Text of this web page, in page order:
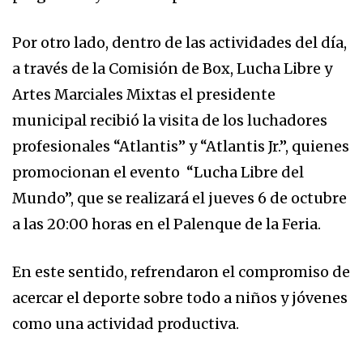
Por otro lado, dentro de las actividades del día,
a través de la Comisión de Box, Lucha Libre y
Artes Marciales Mixtas el presidente
municipal recibió la visita de los luchadores
profesionales “Atlantis” y “Atlantis Jr.”, quienes
promocionan el evento “Lucha Libre del
Mundo”, que se realizará el jueves 6 de octubre
a las 20:00 horas en el Palenque de la Feria.
En este sentido, refrendaron el compromiso de
acercar el deporte sobre todo a niños y jóvenes
como una actividad productiva.